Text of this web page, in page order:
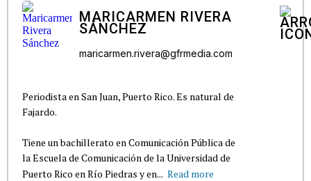
MARICARMEN RIVERA
SÁNCHEZ
maricarmen.rivera@gfrmedia.com
Periodista en San Juan, Puerto Rico. Es natural de
Fajardo.
Tiene un bachillerato en Comunicación Pública de
la Escuela de Comunicación de la Universidad de
Puerto Rico en Río Piedras y en... Read more